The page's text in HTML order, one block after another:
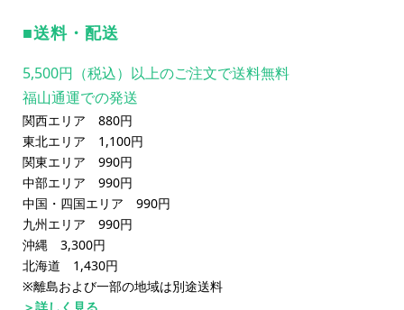
送料・配送
5,500円（税込）以上のご注文で送料無料
福山通運での発送
関西エリア 880円
東北エリア 1,100円
関東エリア 990円
中部エリア 990円
中国・四国エリア 990円
九州エリア 990円
沖縄 3,300円
北海道 1,430円
※離島および一部の地域は別途送料